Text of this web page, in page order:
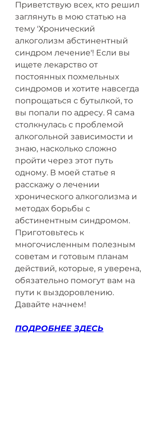
Приветствую всех, кто решил
заглянуть в мою статью на
тему 'Хронический
алкоголизм абстинентный
синдром лечение'! Если вы
ищете лекарство от
постоянных похмельных
синдромов и хотите навсегда
попрощаться с бутылкой, то
вы попали по адресу. Я сама
столкнулась с проблемой
алкогольной зависимости и
знаю, насколько сложно
пройти через этот путь
одному. В моей статье я
расскажу о лечении
хронического алкоголизма и
методах борьбы с
абстинентным синдромом.
Приготовьтесь к
многочисленным полезным
советам и готовым планам
действий, которые, я уверена,
обязательно помогут вам на
пути к выздоровлению.
Давайте начнем!
ПОДРОБНЕЕ ЗДЕСЬ